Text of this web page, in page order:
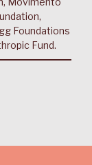
Foundations
Fund.